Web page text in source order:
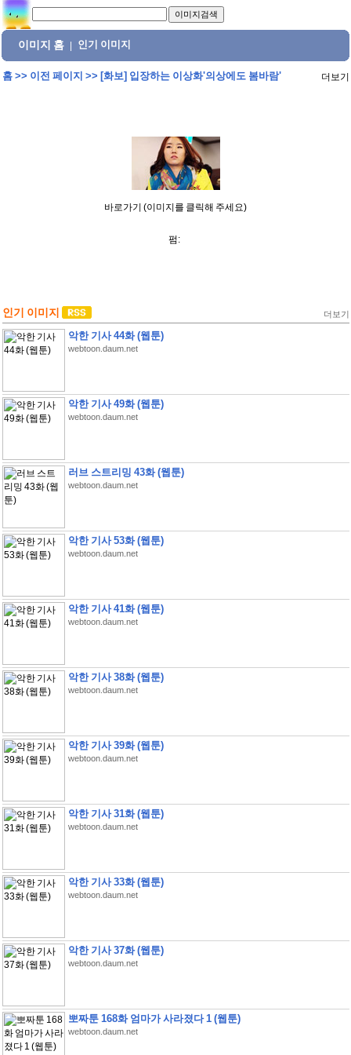
이미지 홈 인기 이미지
홈>> 이전 페이지 >> [화보] 입장하는 이상화'의상에도 봄바람' 더보기
바로가기 (이미지를 클릭해 주세요)
펌:
인기 이미지 더보기
악한 기사 44화 (웹툰)
webtoon.daum.net
악한 기사 49화 (웹툰)
webtoon.daum.net
러브 스트리밍 43화 (웹툰)
webtoon.daum.net
악한 기사 53화 (웹툰)
webtoon.daum.net
악한 기사 41화 (웹툰)
webtoon.daum.net
악한 기사 38화 (웹툰)
webtoon.daum.net
악한 기사 39화 (웹툰)
webtoon.daum.net
악한 기사 31화 (웹툰)
webtoon.daum.net
악한 기사 33화 (웹툰)
webtoon.daum.net
악한 기사 37화 (웹툰)
webtoon.daum.net
뽀짜툰 168화 엄마가 사라졌다 1 (웹툰)
webtoon.daum.net